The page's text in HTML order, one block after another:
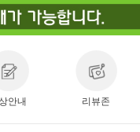
안내 리뷰존